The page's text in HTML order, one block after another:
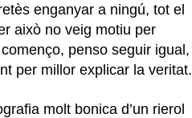
enganyar a ningú, tot el
això no veig motiu per
penso seguir igual,
per millor explicar la veritat.
molt bonica d’un rierol